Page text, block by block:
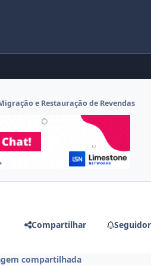
e Restauração de Revendas
Compartilhar
compartilhada